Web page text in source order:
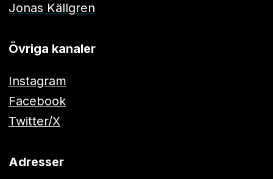
Jonas Källgren
Övriga kanaler
Instagram
Facebook
Twitter/X
Adresser